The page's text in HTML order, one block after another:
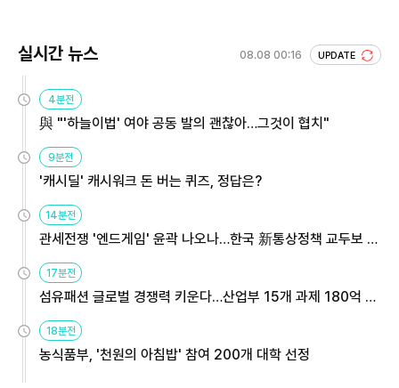
실시간 뉴스 08.08 00:16 UPDATE
4분전
與 "'하늘이법' 여야 공동 발의 괜찮아…그것이 협치"
9분전
'캐시딜' 캐시워크 돈 버는 퀴즈, 정답은?
14분전
관세전쟁 '엔드게임' 윤곽 나오나…한국 新통상정책 교두보 활
용해야
17분전
섬유패션 글로벌 경쟁력 키운다…산업부 15개 과제 180억 지
원
18분전
농식품부, '천원의 아침밥' 참여 200개 대학 선정